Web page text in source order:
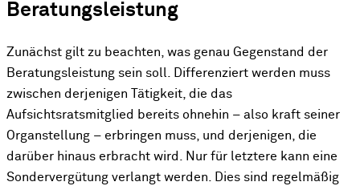
Beratungsleistung
Zunächst gilt zu beachten, was genau Gegenstand der
Beratungsleistung sein soll. Differenziert werden muss
zwischen derjenigen Tätigkeit, die das
Aufsichtsratsmitglied bereits ohnehin – also kraft seiner
Organstellung – erbringen muss, und derjenigen, die
darüber hinaus erbracht wird. Nur für letztere kann eine
Sondervergütung verlangt werden. Dies sind regelmäßig